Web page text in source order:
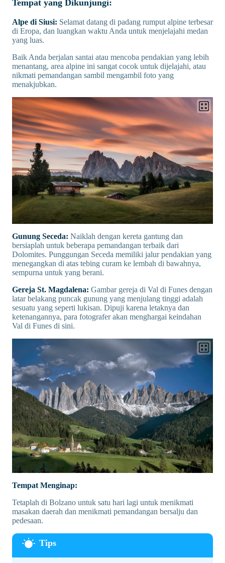
Tempat yang Dikunjungi:
Alpe di Siusi: Selamat datang di padang rumput alpine terbesar
di Eropa, dan luangkan waktu Anda untuk menjelajahi medan
yang luas.
Baik Anda berjalan santai atau mencoba pendakian yang lebih
menantang, area alpine ini sangat cocok untuk dijelajahi, atau
nikmati pemandangan sambil mengambil foto yang
menakjubkan.
Gunung Seceda: Naiklah dengan kereta gantung dan
bersiaplah untuk beberapa pemandangan terbaik dari
Dolomites. Punggungan Seceda memiliki jalur pendakian yang
menegangkan di atas tebing curam ke lembah di bawahnya,
sempurna untuk yang berani.
Gereja St. Magdalena: Gambar gereja di Val di Funes dengan
latar belakang puncak gunung yang menjulang tinggi adalah
sesuatu yang seperti lukisan. Dipuji karena letaknya dan
ketenangannya, para fotografer akan menghargai keindahan
Val di Funes di sini.
Tempat Menginap:
Tetaplah di Bolzano untuk satu hari lagi untuk menikmati
masakan daerah dan menikmati pemandangan bersalju dan
pedesaan.